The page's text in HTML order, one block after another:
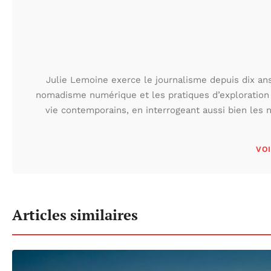
Julie Lemoine exerce le journalisme depuis dix
nomadisme numérique et les pratiques
vie contemporains, en interrogeant aussi bien
Articles similaires